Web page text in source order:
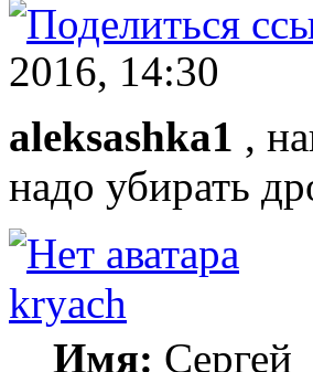
2016, 14:30
aleksashka1 ,
надо убирать
kryach
Имя: Сергей